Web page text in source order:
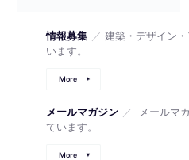
情報募集 ／ 建築・デザイン
います。
More
メールマガジン ／
メールマ
ています。
More